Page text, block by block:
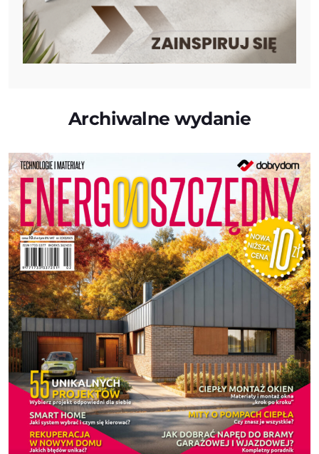
Archiwalne wydanie